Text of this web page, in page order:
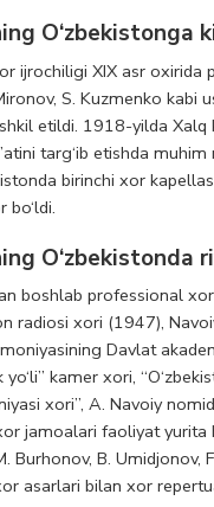
O‘zbekistonga
ijrochiligi XIX asr oxirida
S. Kuzmenko kabi
etildi. 1918-yilda Xalq
targ‘ib etishda
birinchi xor
bo‘ldi.
O‘zbekistonda
boshlab professional
radiosi xori (1947),
Davlat
kamer xori,
xori”, A. Navoiy
jamoalari faoliyat yurita
Burhonov, B. Umidjonov,
asarlari bilan xor